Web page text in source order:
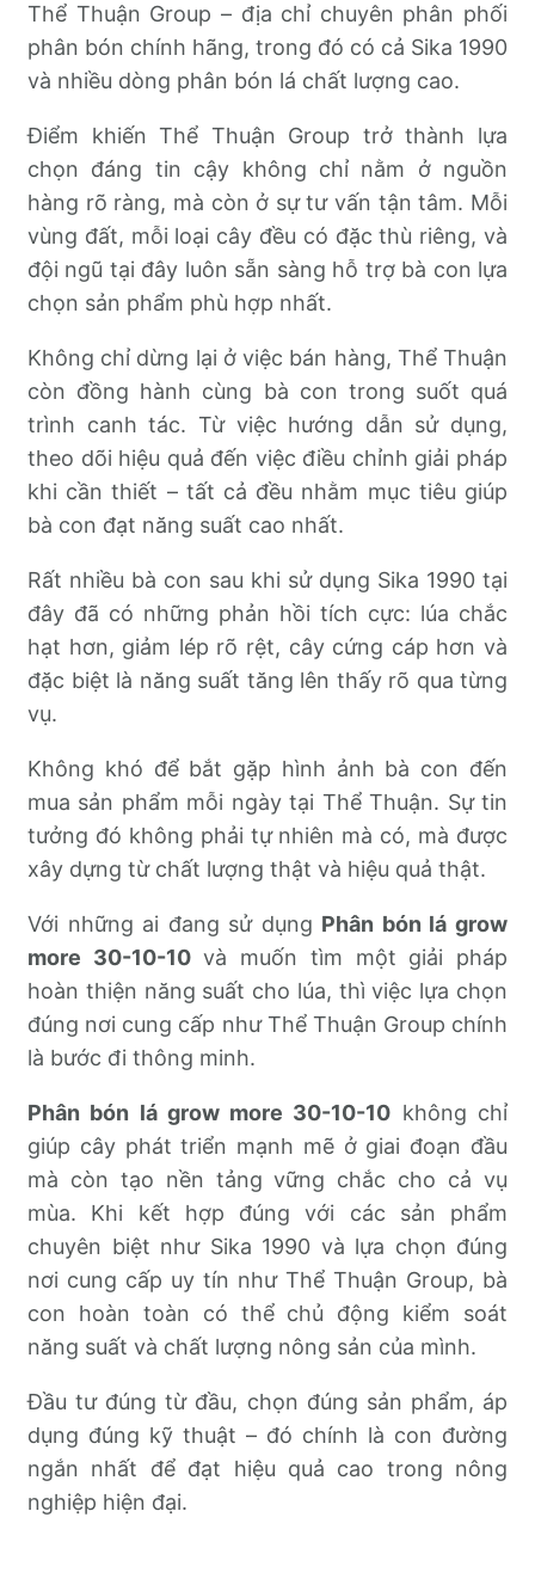
Thể Thuận Group – địa chỉ chuyên phân phối
phân bón chính hãng, trong đó có cả Sika 1990
và nhiều dòng phân bón lá chất lượng cao.
Điểm khiến Thể Thuận Group trở thành lựa
chọn đáng tin cậy không chỉ nằm ở nguồn
hàng rõ ràng, mà còn ở sự tư vấn tận tâm. Mỗi
vùng đất, mỗi loại cây đều có đặc thù riêng, và
đội ngũ tại đây luôn sẵn sàng hỗ trợ bà con lựa
chọn sản phẩm phù hợp nhất.
Không chỉ dừng lại ở việc bán hàng, Thể Thuận
còn đồng hành cùng bà con trong suốt quá
trình canh tác. Từ việc hướng dẫn sử dụng,
theo dõi hiệu quả đến việc điều chỉnh giải pháp
khi cần thiết – tất cả đều nhằm mục tiêu giúp
bà con đạt năng suất cao nhất.
Rất nhiều bà con sau khi sử dụng Sika 1990 tại
đây đã có những phản hồi tích cực: lúa chắc
hạt hơn, giảm lép rõ rệt, cây cứng cáp hơn và
đặc biệt là năng suất tăng lên thấy rõ qua từng
vụ.
Không khó để bắt gặp hình ảnh bà con đến
mua sản phẩm mỗi ngày tại Thể Thuận. Sự tin
tưởng đó không phải tự nhiên mà có, mà được
xây dựng từ chất lượng thật và hiệu quả thật.
Với những ai đang sử dụng Phân bón lá grow
more 30-10-10và muốn tìm một giải pháp
hoàn thiện năng suất cho lúa, thì việc lựa chọn
đúng nơi cung cấp như Thể Thuận Group chính
là bước đi thông minh.
Phân bón lá grow more 30-10-10 không chỉ
giúp cây phát triển mạnh mẽ ở giai đoạn đầu
mà còn tạo nền tảng vững chắc cho cả vụ
mùa. Khi kết hợp đúng với các sản phẩm
chuyên biệt như Sika 1990 và lựa chọn đúng
nơi cung cấp uy tín như Thể Thuận Group, bà
con hoàn toàn có thể chủ động kiểm soát
năng suất và chất lượng nông sản của mình.
Đầu tư đúng từ đầu, chọn đúng sản phẩm, áp
dụng đúng kỹ thuật – đó chính là con đường
ngắn nhất để đạt hiệu quả cao trong nông
nghiệp hiện đại.